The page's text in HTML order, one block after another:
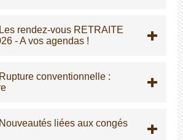
Les rendez-vous RETRAITE
- A vos agendas !
Rupture conventionnelle :
Nouveautés liées aux congés